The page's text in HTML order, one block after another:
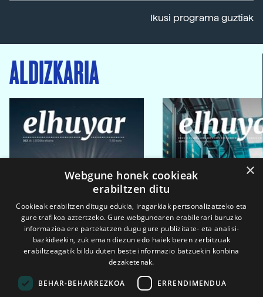
Ikusi programa guztiak
ALDIZKARIA
×
Webgune honek cookieak
erabiltzen ditu
Cookieak erabiltzen ditugu edukia, iragarkiak pertsonalizatzeko eta
gure trafikoa aztertzeko. Gure webgunearen erabilerari buruzko
informazioa ere partekatzen dugu gure publizitate- eta analisi-
bazkideekin, zuk eman diezun edo haiek beren zerbitzuak
erabiltzeagatik bildu duten beste informazio batzuekin konbina
dezaketenak.
BEHAR-BEHARREZKOA ERRENDIMENDUA